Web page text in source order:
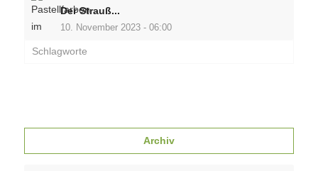
Der Strauß...
10. November 2023 - 06:00
Schlagworte
Archiv